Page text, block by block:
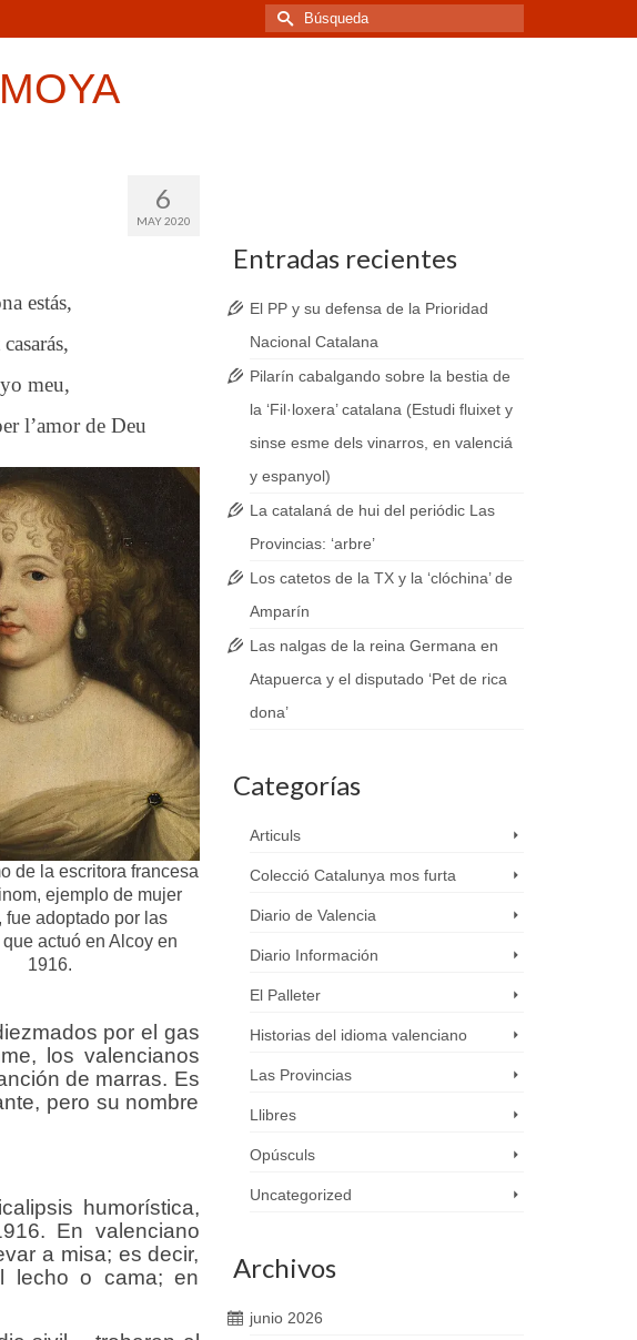
Buscar
por:
6
MAY 2020
estás,
meu,
l’amor de Deu
de la escritora francesa
ejemplo de mujer
fue adoptado por las
actuó en Alcoy en
1916.
por el gas
los valencianos
de marras. Es
pero su nombre
humorística,
En valenciano
a misa; es decir,
lecho o cama; en
Entradas recientes
El PP y su defensa de la Prioridad
Nacional Catalana
Pilarín cabalgando sobre la bestia de
la ‘Fil·loxera’ catalana (Estudi fluixet y
sinse esme dels vinarros, en valenciá
y espanyol)
La catalaná de hui del periódic Las
Provincias: ‘arbre’
Los catetos de la TX y la ‘clóchina’ de
Amparín
Las nalgas de la reina Germana en
Atapuerca y el disputado ‘Pet de rica
dona’
Categorías
Articuls
Colecció Catalunya mos furta
Diario de Valencia
Diario Información
El Palleter
Historias del idioma valenciano
Las Provincias
Llibres
Opúsculs
Uncategorized
Archivos
junio 2026